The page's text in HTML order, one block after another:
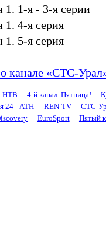
1. 1-я - 3-я серии
1. 4-я серия
1. 5-я серия
канале «СТС-
НТВ 4-й канал. Пятница!
24 - АТН REN-TV
СТС-
EuroSport Пятый